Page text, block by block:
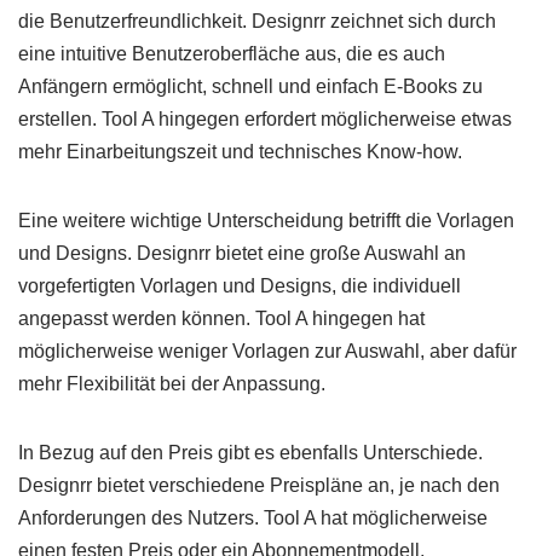
die Benutzerfreundlichkeit. Designrr zeichnet sich durch
eine intuitive Benutzeroberfläche aus, die es auch
Anfängern ermöglicht, schnell und einfach E-Books zu
erstellen. Tool A hingegen erfordert möglicherweise etwas
mehr Einarbeitungszeit und technisches Know-how.
Eine weitere wichtige Unterscheidung betrifft die Vorlagen
und Designs. Designrr bietet eine große Auswahl an
vorgefertigten Vorlagen und Designs, die individuell
angepasst werden können. Tool A hingegen hat
möglicherweise weniger Vorlagen zur Auswahl, aber dafür
mehr Flexibilität bei der Anpassung.
In Bezug auf den Preis gibt es ebenfalls Unterschiede.
Designrr bietet verschiedene Preispläne an, je nach den
Anforderungen des Nutzers. Tool A hat möglicherweise
einen festen Preis oder ein Abonnementmodell.